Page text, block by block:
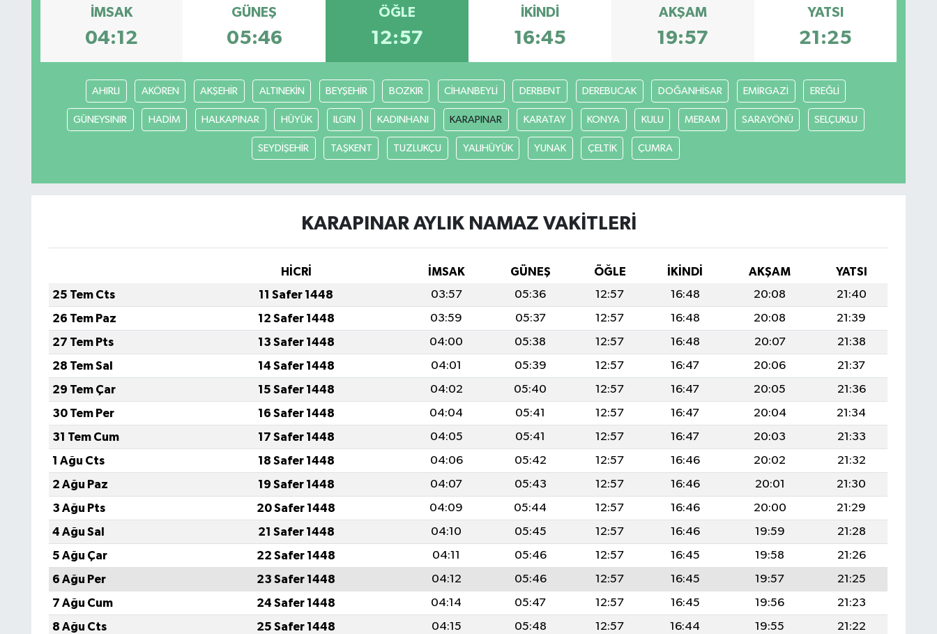
İMSAK
04:12
GÜNEŞ
05:46
ÖĞLE
12:57
İKINDI
16:45
AKŞAM
19:57
YATSI
21:25
AHIRLI AKÖREN AKŞEHİR ALTINEKİN BEYŞEHİR BOZKIR CİHANBEYLİ DERBENT DEREBUCAK DOĞANHİSAR EMİRGAZİ EREĞLİ
GÜNEYSINIR HADİM HALKAPINAR HÜYÜK ILGIN KADINHANI KARAPINAR KARATAY KONYA KULU MERAM SARAYÖNÜ SELÇUKLU
SEYDİŞEHİR TAŞKENT TUZLUKÇU YALIHÜYÜK YUNAK ÇELTİK ÇUMRA
KARAPINAR AYLIK NAMAZ VAKITLERI
HİCRİ İMSAK GÜNEŞ ÖĞLE İKINDI AKŞAM
YATSI
25 Tem Cts
11 Safer 1448 03:57 05:36 12:57 16:48 20:08
21:40
26 Tem Paz
12 Safer 1448 03:59 05:37 12:57 16:48 20:08
21:39
27 Tem Pts
13 Safer 1448 04:00 05:38 12:57 16:48 20:07
21:38
28 Tem Sal
14 Safer 1448 04:01 05:39 12:57 16:47 20:06
21:37
29 Tem Çar
15 Safer 1448 04:02 05:40 12:57 16:47 20:05
21:36
30 Tem Per
16 Safer 1448 04:04 05:41 12:57 16:47 20:04
21:34
31 Tem Cum
17 Safer 1448 04:05 05:41 12:57 16:47 20:03
21:33
1 Ağu Cts
18 Safer 1448 04:06 05:42 12:57 16:46 20:02
21:32
2 Ağu Paz
19 Safer 1448 04:07 05:43 12:57 16:46 20:01
21:30
3 Ağu Pts
20 Safer 1448 04:09 05:44 12:57 16:46 20:00
21:29
4 Ağu Sal
21 Safer 1448 04:10 05:45 12:57 16:46 19:59
21:28
5 Ağu Çar
22 Safer 1448 04:11 05:46 12:57 16:45 19:58
21:26
6 Ağu Per
23 Safer 1448 04:12 05:46 12:57 16:45 19:57
21:25
7 Ağu Cum
24 Safer 1448 04:14 05:47 12:57 16:45 19:56
21:23
8 Ağu Cts
25 Safer 1448 04:15 05:48 12:57 16:44 19:55
21:22